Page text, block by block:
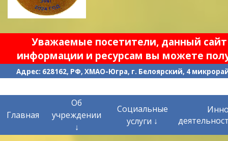
Уважаемые посетители, данный
информации и ресурсам вы можете
Адрес: 628162, РФ, ХМАО-Югра, г. Белоярский, 4
Главная
Об
учреждении
↓
Социальные
услуги ↓